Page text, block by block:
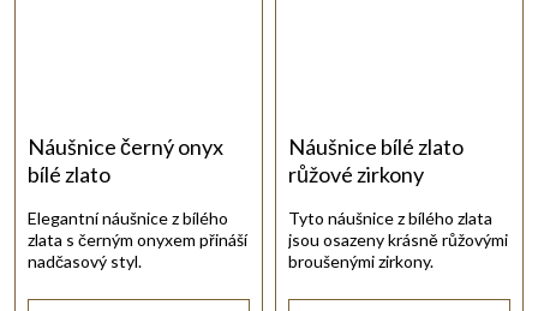
Náušnice černý onyx
bílé zlato
Elegantní náušnice z bílého
zlata s černým onyxem přináší
nadčasový styl.
Náušnice bílé zlato
růžové zirkony
Tyto náušnice z bílého zlata
jsou osazeny krásně růžovými
broušenými zirkony.